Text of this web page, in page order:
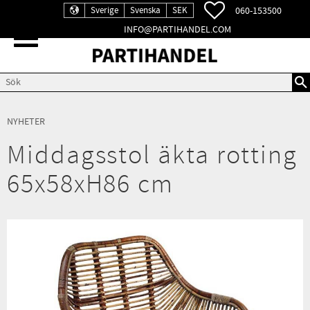
Sverige Svenska SEK FAVORITER
060-153500
INFO@PARTIHANDEL.COM
NYHETER
Middagsstol äkta rotting
65x58xH86 cm